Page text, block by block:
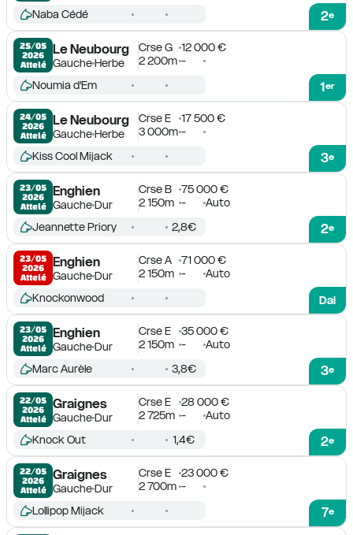
2e
Naba Cédé
25/05
2026
Attelé
Le Neubourg
GaucheHerbe
Crse G
12 000 €
2 200m -
1er
Noumia d'Em
24/05
2026
Attelé
Le Neubourg
GaucheHerbe
Crse E
17 500 €
3 000m -
3e
Kiss Cool Mijack
23/05
2026
Attelé
Enghien
GaucheDur
Crse B
75 000 €
2 150m - Auto
2e
Jeannette Priory 2,8€
23/05
2026
Attelé
Enghien
GaucheDur
Crse A
71 000 €
2 150m -
Auto
Dai
Knockonwood
23/05
2026
Attelé
Enghien
GaucheDur
Crse E
35 000 €
2 150m - Auto
3e
Marc Aurèle 3,8€
22/05
2026
Attelé
Graignes
GaucheDur
Crse E
28 000 €
2 725m - Auto
2e
Knock Out 1,4€
22/05
2026
Attelé
Graignes
GaucheDur
Crse E
23 000 €
2 700m -
7e
Lollipop Mijack